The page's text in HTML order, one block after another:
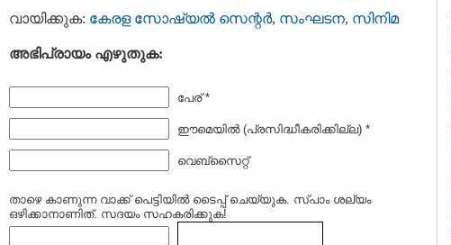
വായിക്കുക: കേരള സോഷ്യല്‍ സെന്റര്‍, സംഘടന, സിനിമ
അഭിപ്രായം എഴുതുക:
പേര് *
ഈമെയില്‍ (പ്രസിദ്ധീകരിക്കില്ല) *
വെബ്സൈറ്റ്
താഴെ കാണുന്ന വാക്ക് പെട്ടിയില്‍ ടൈപ്പ്‌ ചെയ്യുക. സ്പാം ശല്യം
ഒഴിക്കാനാണിത്. സദയം സഹകരിക്കുക!